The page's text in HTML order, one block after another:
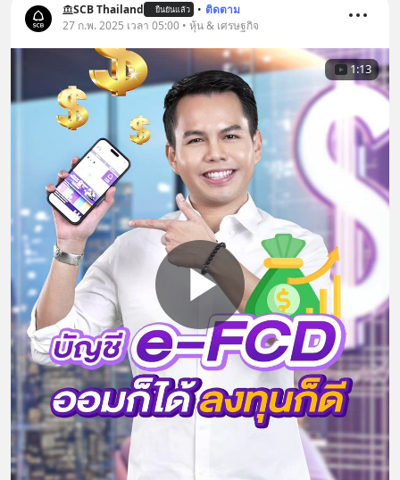
SCB Thailand ยืนยันแล้ว • ติดตาม
27 ก.พ. 2025 เวลา 05:00 • หุ้น & เศรษฐกิจ
1:13